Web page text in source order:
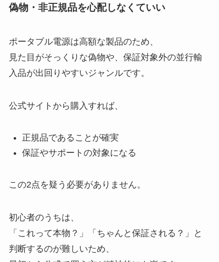
偽物・非正規品を心配しなくていい
ポータブル電源は高額な製品のため、
見た目がそっくりな偽物や、保証対象外の並行輸
入品が出回りやすいジャンルです。
公式サイトから購入すれば、
正規品であることが確実
保証やサポートの対象になる
この2点を疑う必要がありません。
初心者のうちは、
「これって本物？」「ちゃんと保証される？」と
判断するのが難しいため、